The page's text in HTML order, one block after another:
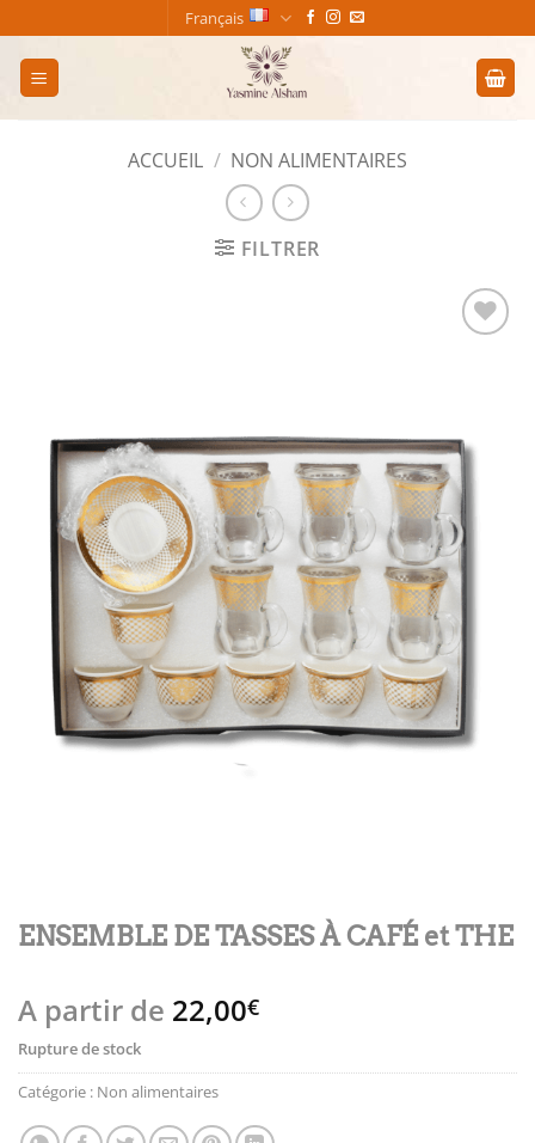
au
contenu
Français
ACCUEIL / NON ALIMENTAIRES
FILTRER
ENSEMBLE DE TASSES À CAFÉ et THE
A partir de 22,00€
Rupture de stock
Catégorie : Non alimentaires